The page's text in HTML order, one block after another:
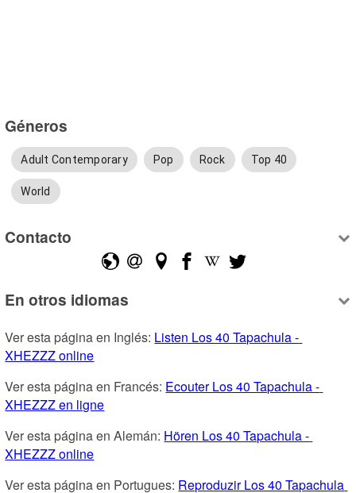
Géneros
Adult Contemporary Pop Rock Top 40
World
Contacto
En otros idiomas
Ver esta página en Inglés: Listen Los 40 Tapachula -
XHEZZZ online
Ver esta página en Francés: Ecouter Los 40 Tapachula -
XHEZZZ en ligne
Ver esta página en Alemán: Hören Los 40 Tapachula -
XHEZZZ online
Ver esta página en Portugues: Reproduzir Los 40 Tapachula